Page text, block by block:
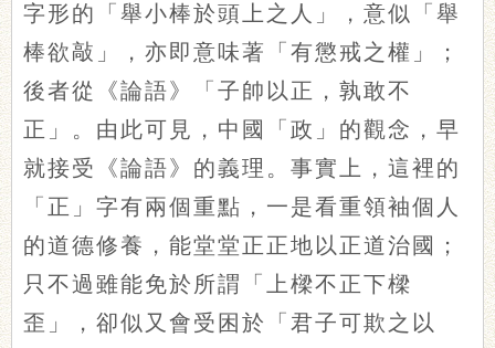
字形的「舉小棒於頭上之人」，意似「舉
棒欲敲」，亦即意味著「有懲戒之權」；
後者從《論語》「子帥以正，孰敢不
正」。由此可見，中國「政」的觀念，早
就接受《論語》的義理。事實上，這裡的
「正」字有兩個重點，一是看重領袖個人
的道德修養，能堂堂正正地以正道治國；
只不過雖能免於所謂「上樑不正下樑
歪」，卻似又會受困於「君子可欺之以